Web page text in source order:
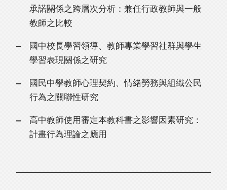
承諾關係之跨層次分析：兼任行政教師與一般
教師之比較
國中校長學習領導、教師專業學習社群與學生
學習表現關係之研究
國民中學教師心理契約、情緒勞務與組織公民
行為之關聯性研究
高中教師使用審定本教科書之影響因素研究：
計畫行為理論之應用